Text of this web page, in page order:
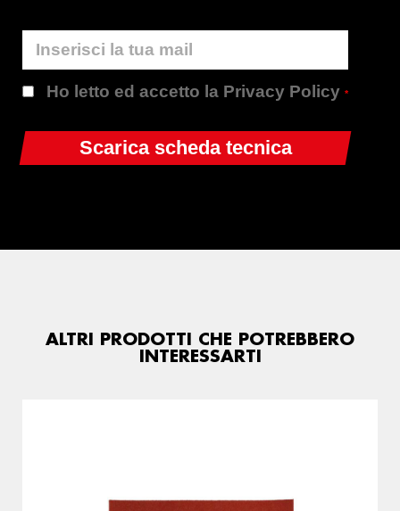
Ho letto ed accetto la Privacy Policy*
ALTRI PRODOTTI CHE POTREBBERO
INTERESSARTI